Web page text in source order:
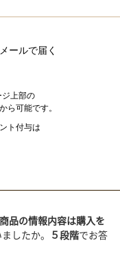
ールで届く
上部の
ら可能です。
ト付与は